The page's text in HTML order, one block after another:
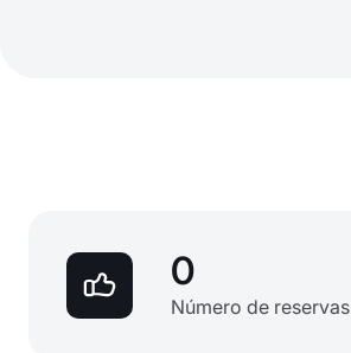
0
Número de reservas